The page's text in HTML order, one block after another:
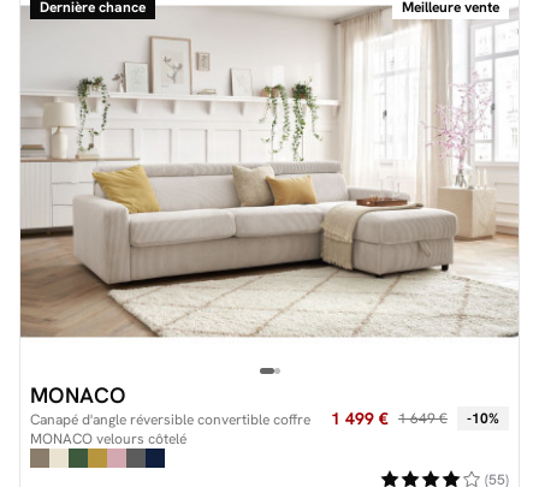
Meilleure vente
Dernière chance
MONACO
Canapé d'angle réversible convertible coffre
MONACO velours côtelé
1 499 € 1 649 € -10%
(55)